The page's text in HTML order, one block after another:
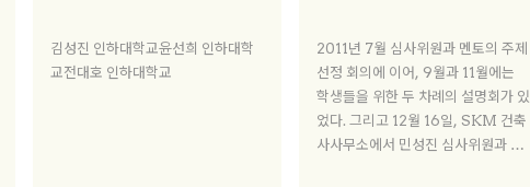
김성진 인하대학교윤선희 인하대학
교전대호 인하대학교
2011년 7월 심사위원과 멘토의 주제
선정 회의에 이어, 9월과 11월에는
학생들을 위한 두 차례의 설명회가 있
었다. 그리고 12월 16일, SKM 건축
사사무소에서 민성진 심사위원과 최